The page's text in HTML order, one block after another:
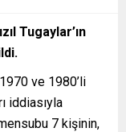
Tugaylar’ın
ve 1980’li
iddiasıyla
7 kişinin,